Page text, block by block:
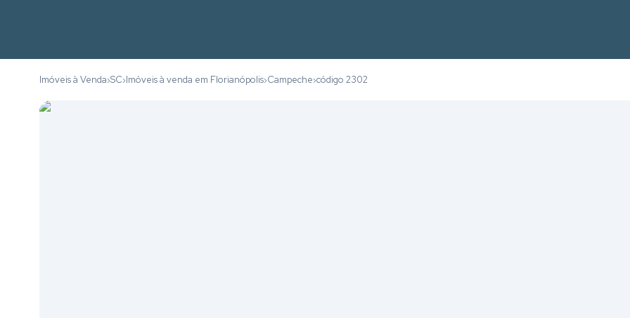
Imóveis à Venda›SC›Imóveis à venda em Florianópolis›Campeche›código 2302